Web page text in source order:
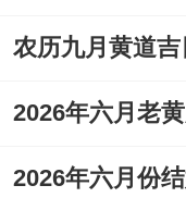
2026年六月老